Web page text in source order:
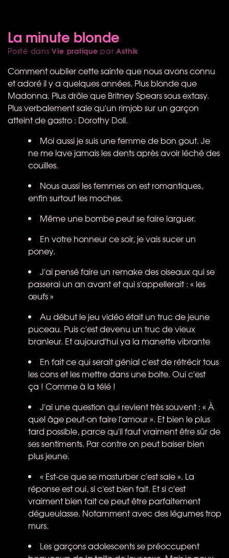
La minute blonde
Posté dansVie pratique parAsthik
Comment oublier cette sainte que nous avons connu
et adoré il y a quelques années. Plus blonde que
Madonna. Plus drôle que Britney Spears sous extasy.
Plus verbalement sale qu'un rimjob sur un garçon
atteint de gastro : Dorothy Doll.
Moi aussi je suis une femme de bon gout. Je
ne me lave jamais les dents après avoir léché des
couilles.
Nous aussi les femmes on est romantiques,
enfin surtout les moches.
Même une bombe peut se faire larguer.
En votre honneur ce soir, je vais sucer un
poney.
J'ai pensé faire un remake des oiseaux qui se
passerai un an avant et qui s'appellerait : « les
œufs »
Au début le jeu vidéo était un truc de jeune
puceau. Puis c'est devenu un truc de vieux
branleur. Et aujourd'hui ya la manette vibrante
En fait ce qui serait génial c'est de rétrécir tous
les cons et les mettre dans une boite. Oui c'est
ça ! Comme à la télé !
J'ai une question qui revient très souvent : « À
quel âge peut-on faire l'amour ». Et bien le plus
tard possible, parce qu'il faut vraiment être sûr de
ses sentiments. Par contre on peut baiser bien
plus jeune.
« Est-ce que se masturber c'est sale ». La
réponse est oui, si c'est bien fait. Et si c'est
vraiment bien fait ce peut être parfaitement
dégueulasse. Notamment avec des légumes trop
murs.
Les garçons adolescents se préoccupent